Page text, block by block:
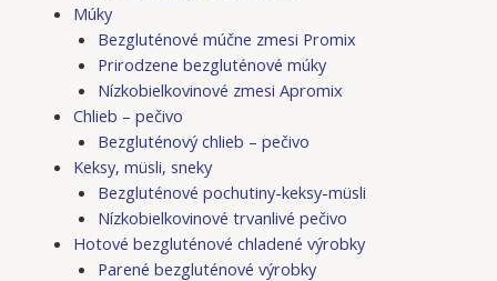
Múky
Bezgluténové múčne zmesi Promix
Prirodzene bezgluténové múky
Nízkobielkovinové zmesi Apromix
Chlieb – pečivo
Bezgluténový chlieb – pečivo
Keksy, müsli, sneky
Bezgluténové pochutiny-keksy-müsli
Nízkobielkovinové trvanlivé pečivo
Hotové bezgluténové chladené výrobky
Parené bezgluténové výrobky